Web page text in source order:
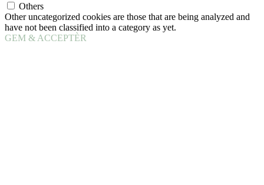
Others
Other uncategorized cookies are those that are being analyzed and
have not been classified into a category as yet.
GEM & ACCEPTÈR